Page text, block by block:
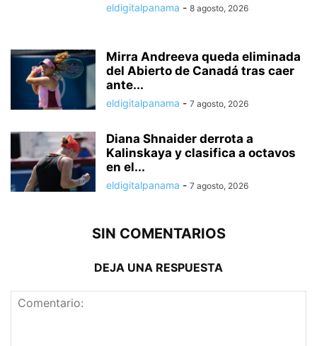
eldigitalpanama - 8 agosto, 2026
Mirra Andreeva queda eliminada
del Abierto de Canadá tras caer
ante...
eldigitalpanama - 7 agosto, 2026
Diana Shnaider derrota a
Kalinskaya y clasifica a octavos
en el...
eldigitalpanama - 7 agosto, 2026
SIN COMENTARIOS
DEJA UNA RESPUESTA